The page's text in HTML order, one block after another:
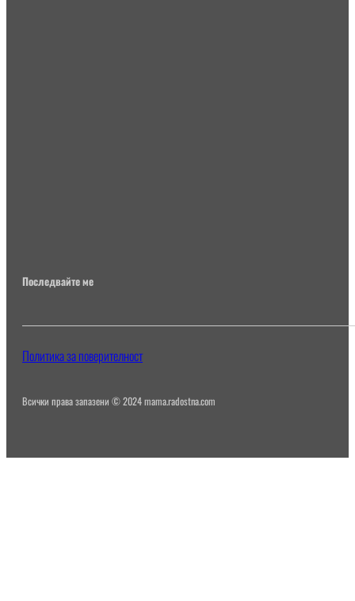
Последвайте ме
Всички права запазени © 2024 mama.radostna.com
Политика за поверителност